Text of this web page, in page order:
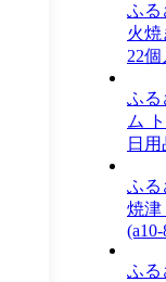
ふる
火焼
22個
ふる
ム
日
ふる
焼津
ふる